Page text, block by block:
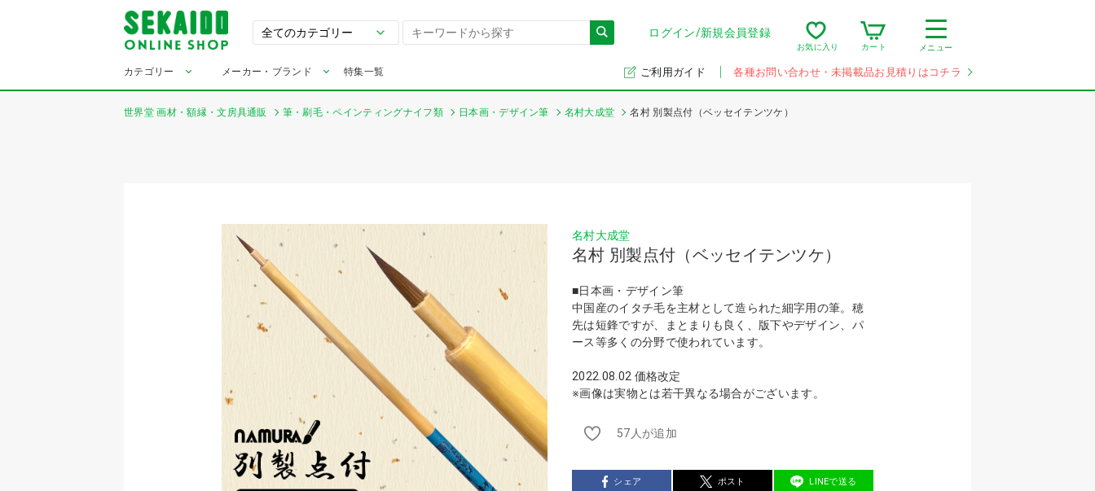
ログイン/新規会員登録
お気に入り カート メニュー
カテゴリー メーカー・ブランド 特集一覧 ご利用ガイド 各種お問い合わせ・未掲載品お見積りはコチラ
世界堂 画材・額縁・文房具通販 筆・刷毛・ペインティングナイフ類 日本画・デザイン筆 名村大成堂 名村 別製点付（ベッセイテンツケ）
名村大成堂
名村 別製点付（ベッセイテンツケ）
■日本画・デザイン筆
中国産のイタチ毛を主材として造られた細字用の筆。穂
先は短鋒ですが、まとまりも良く、版下やデザイン、パ
ース等多くの分野で使われています。
2022.08.02 価格改定
※画像は実物とは若干異なる場合がございます。
57人が追加
シェア ポスト LINEで送る